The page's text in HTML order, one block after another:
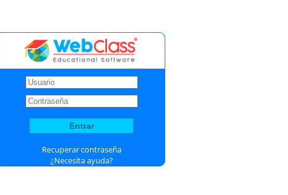
Recuperar contraseña
¿Necesita ayuda?